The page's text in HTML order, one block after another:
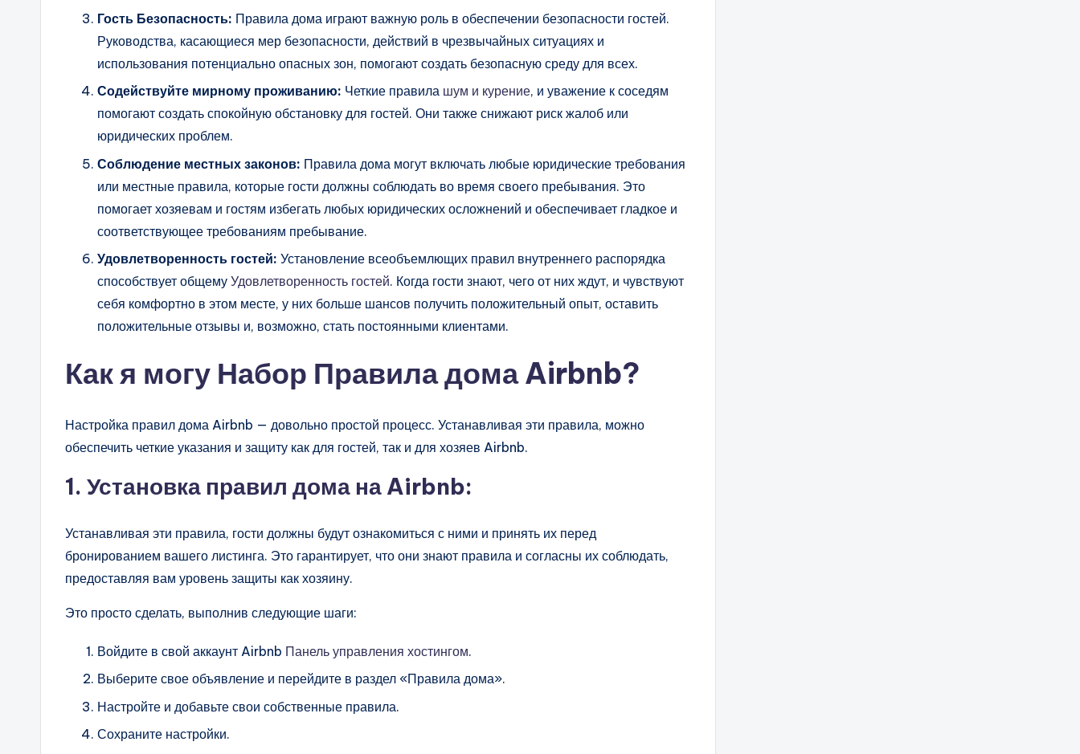
Гость Безопасность: Правила дома играют важную роль в обеспечении безопасности гостей.
Руководства, касающиеся мер безопасности, действий в чрезвычайных ситуациях и
использования потенциально опасных зон, помогают создать безопасную среду для всех.
Содействуйте мирному проживанию: Четкие правила шум и курение, и уважение к соседям
помогают создать спокойную обстановку для гостей. Они также снижают риск жалоб или
юридических проблем.
Соблюдение местных законов: Правила дома могут включать любые юридические требования
или местные правила, которые гости должны соблюдать во время своего пребывания. Это
помогает хозяевам и гостям избегать любых юридических осложнений и обеспечивает гладкое и
соответствующее требованиям пребывание.
Удовлетворенность гостей: Установление всеобъемлющих правил внутреннего распорядка
способствует общему Удовлетворенность гостей. Когда гости знают, чего от них ждут, и чувствуют
себя комфортно в этом месте, у них больше шансов получить положительный опыт, оставить
положительные отзывы и, возможно, стать постоянными клиентами.
Как я могу Набор Правила дома Airbnb?
Настройка правил дома Airbnb — довольно простой процесс. Устанавливая эти правила, можно
обеспечить четкие указания и защиту как для гостей, так и для хозяев Airbnb.
1. Установка правил дома на Airbnb:
Устанавливая эти правила, гости должны будут ознакомиться с ними и принять их перед
бронированием вашего листинга. Это гарантирует, что они знают правила и согласны их соблюдать,
предоставляя вам уровень защиты как хозяину.
Это просто сделать, выполнив следующие шаги:
Войдите в свой аккаунт Airbnb Панель управления хостингом.
Выберите свое объявление и перейдите в раздел «Правила дома».
Настройте и добавьте свои собственные правила.
Сохраните настройки.